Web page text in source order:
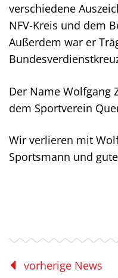
verschiedene
NFV-Kreis und dem
Außerdem war er
Der Name Wolfgang
dem Sportverein
Wir verlieren mit
Sportsmann und
vorherige News